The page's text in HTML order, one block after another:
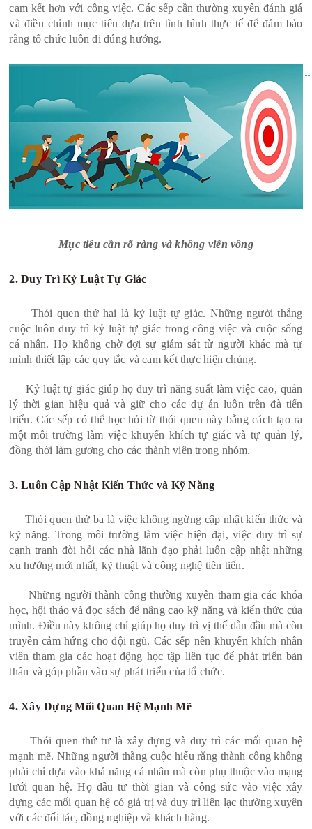
cam kết hơn với công việc. Các sếp cần thường xuyên đánh giá
và điều chỉnh mục tiêu dựa trên tình hình thực tế để đảm bảo
rằng tổ chức luôn đi đúng hướng.
Mục tiêu cần rõ ràng và không viển vông
2. Duy Trì Kỷ Luật Tự Giác
Thói quen thứ hai là kỷ luật tự giác. Những người thắng
cuộc luôn duy trì kỷ luật tự giác trong công việc và cuộc sống
cá nhân. Họ không chờ đợi sự giám sát từ người khác mà tự
mình thiết lập các quy tắc và cam kết thực hiện chúng.
Kỷ luật tự giác giúp họ duy trì năng suất làm việc cao, quản
lý thời gian hiệu quả và giữ cho các dự án luôn trên đà tiến
triển. Các sếp có thể học hỏi từ thói quen này bằng cách tạo ra
một môi trường làm việc khuyến khích tự giác và tự quản lý,
đồng thời làm gương cho các thành viên trong nhóm.
3. Luôn Cập Nhật Kiến Thức và Kỹ Năng
Thói quen thứ ba là việc không ngừng cập nhật kiến thức và
kỹ năng. Trong môi trường làm việc hiện đại, việc duy trì sự
cạnh tranh đòi hỏi các nhà lãnh đạo phải luôn cập nhật những
xu hướng mới nhất, kỹ thuật và công nghệ tiên tiến.
Những người thành công thường xuyên tham gia các khóa
học, hội thảo và đọc sách để nâng cao kỹ năng và kiến thức của
mình. Điều này không chỉ giúp họ duy trì vị thế dẫn đầu mà còn
truyền cảm hứng cho đội ngũ. Các sếp nên khuyến khích nhân
viên tham gia các hoạt động học tập liên tục để phát triển bản
thân và góp phần vào sự phát triển của tổ chức.
4. Xây Dựng Mối Quan Hệ Mạnh Mẽ
Thói quen thứ tư là xây dựng và duy trì các mối quan hệ
mạnh mẽ. Những người thắng cuộc hiểu rằng thành công không
phải chỉ dựa vào khả năng cá nhân mà còn phụ thuộc vào mạng
lưới quan hệ. Họ đầu tư thời gian và công sức vào việc xây
dựng các mối quan hệ có giá trị và duy trì liên lạc thường xuyên
với các đối tác, đồng nghiệp và khách hàng.